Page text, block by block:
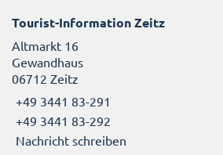
Tourist-Information Zeitz
Altmarkt 16
Gewandhaus
06712 Zeitz
+49 3441 83-291
+49 3441 83-292
Nachricht schreiben